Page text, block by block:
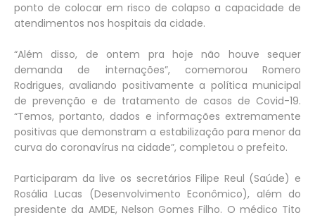
ponto de colocar em risco de colapso a capacidade de
atendimentos nos hospitais da cidade.
“Além disso, de ontem pra hoje não houve sequer
demanda de internações”, comemorou Romero
Rodrigues, avaliando positivamente a política municipal
de prevenção e de tratamento de casos de Covid-19.
“Temos, portanto, dados e informações extremamente
positivas que demonstram a estabilização para menor da
curva do coronavírus na cidade”, completou o prefeito.
Participaram da live os secretários Filipe Reul (Saúde) e
Rosália Lucas (Desenvolvimento Econômico), além do
presidente da AMDE, Nelson Gomes Filho. O médico Tito